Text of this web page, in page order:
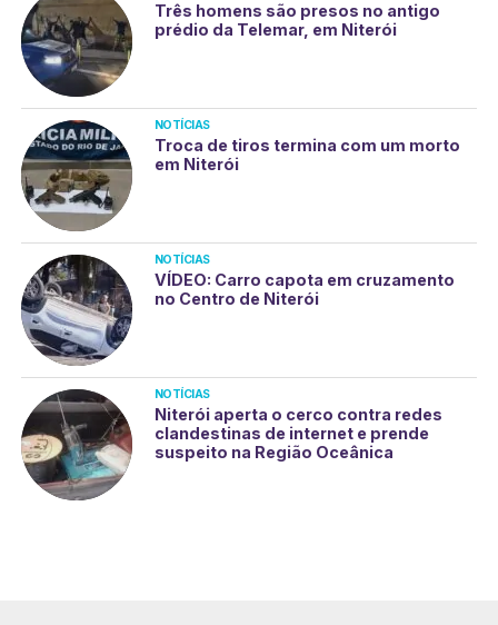
Três homens são presos no antigo
prédio da Telemar, em Niterói
NOTÍCIAS
Troca de tiros termina com um morto
em Niterói
NOTÍCIAS
VÍDEO: Carro capota em cruzamento
no Centro de Niterói
NOTÍCIAS
Niterói aperta o cerco contra redes
clandestinas de internet e prende
suspeito na Região Oceânica